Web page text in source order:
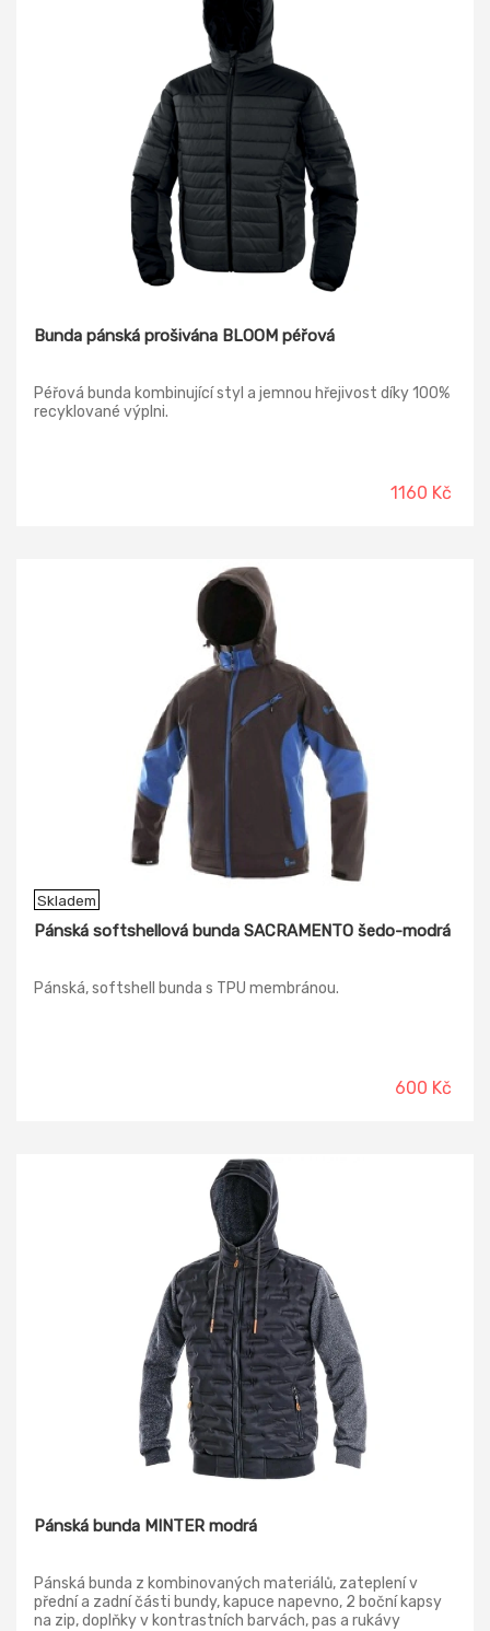
Bunda pánská prošivána BLOOM péřová
Péřová bunda kombinující styl a jemnou hřejivost díky 100%
recyklované výplni.
1160 Kč
Skladem
Pánská softshellová bunda SACRAMENTO šedo-modrá
Pánská, softshell bunda s TPU membránou.
600 Kč
Pánská bunda MINTER modrá
Pánská bunda z kombinovaných materiálů, zateplení v
přední a zadní části bundy, kapuce napevno, 2 boční kapsy
na zip, doplňky v kontrastních barvách, pas a rukávy